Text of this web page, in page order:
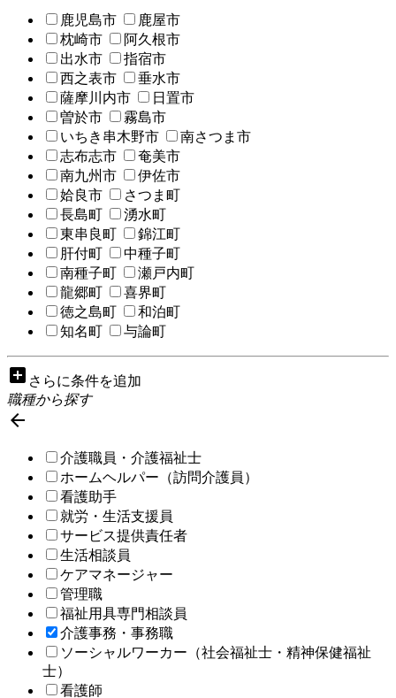
鹿児島市
鹿屋市
枕崎市
阿久根市
出水市
指宿市
西之表市
垂水市
薩摩川内市
日置市
曽於市
霧島市
いちき串木野市
南さつま市
志布志市
奄美市
南九州市
伊佐市
姶良市
さつま町
長島町
湧水町
東串良町
錦江町
肝付町
中種子町
南種子町
瀬戸内町
龍郷町
喜界町
徳之島町
和泊町
知名町
与論町
add_box さらに条件を追加
職種から探す

介護職員・介護福祉士
ホームヘルパー（訪問介護員）
看護助手
就労・生活支援員
サービス提供責任者
生活相談員
ケアマネージャー
管理職
福祉用具専門相談員
介護事務・事務職
ソーシャルワーカー（社会福祉士・精神保健福祉
士）
看護師